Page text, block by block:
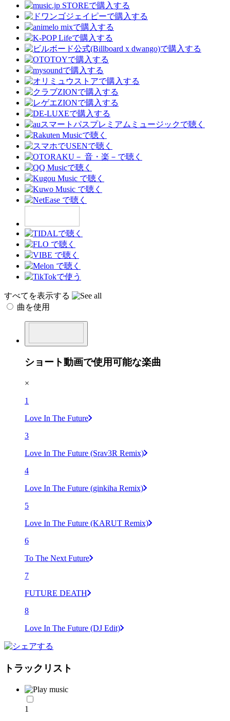
すべてを表示する
曲を使用
ショート動画で使用可能な楽曲
×
1
Love In The Future
3
Love In The Future (Srav3R Remix)
4
Love In The Future (ginkiha Remix)
5
Love In The Future (KARUT Remix)
6
To The Next Future
7
FUTURE DEATH
8
Love In The Future (DJ Edit)
トラックリスト
1